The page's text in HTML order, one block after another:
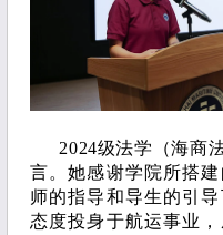
2024级法学（海商
言。她感谢学院所搭
师的指导和导生的引
态度投身于航运事业